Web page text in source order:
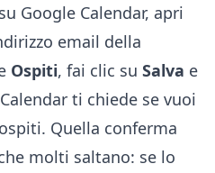
Google Calendar, apri
email della
Ospiti, fai clic su Salva e
ti chiede se vuoi
Quella conferma
molti saltano: se lo